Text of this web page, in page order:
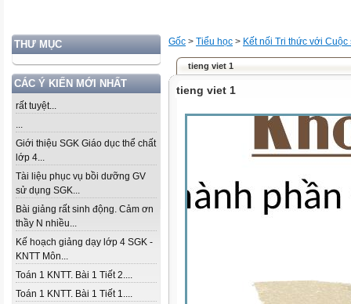
THƯ MỤC
CÁC Ý KIẾN MỚI NHẤT
rất tuyệt...
...
Giới thiệu SGK Giáo dục thể chất
lớp 4...
Tài liệu phục vụ bồi dưỡng GV
sử dụng SGK...
Bài giảng rất sinh động. Cảm ơn
thầy N nhiều...
Kế hoạch giảng dạy lớp 4 SGK -
KNTT Môn...
Toán 1 KNTT. Bài 1 Tiết 2....
Toán 1 KNTT. Bài 1 Tiết 1....
Gốc > Tiểu học > Kết nối Tri thức với Cuộc
tieng viet 1
tieng viet 1